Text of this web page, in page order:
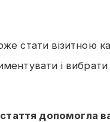
стати візитною
і вибрати
допомогла